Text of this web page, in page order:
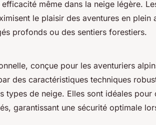
même dans la neige légère.
le plaisir des aventures en plein
profonds ou des sentiers forestiers.
conçue pour les aventuriers
des caractéristiques techniques
types de neige. Elles sont idéales pour
garantissant une sécurité optimale